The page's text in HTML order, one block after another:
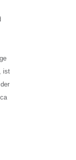
ist